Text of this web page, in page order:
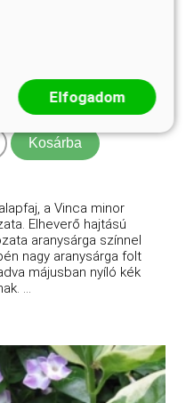
meténg
Online ár
3 950 Ft
Kosárba
a Vinca minor
Elheverő hajtású
aranysárga színnel
nagy aranysárga folt
májusban nyíló kék
...
Elfogadom